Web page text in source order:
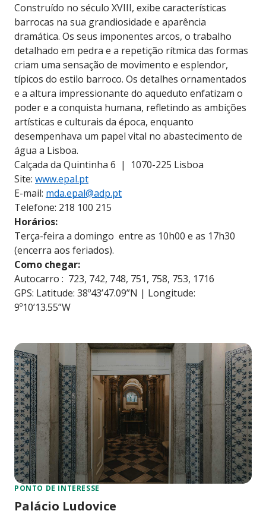
Construído no século XVIII, exibe características
barrocas na sua grandiosidade e aparência
dramática. Os seus imponentes arcos, o trabalho
detalhado em pedra e a repetição rítmica das formas
criam uma sensação de movimento e esplendor,
típicos do estilo barroco. Os detalhes ornamentados
e a altura impressionante do aqueduto enfatizam o
poder e a conquista humana, refletindo as ambições
artísticas e culturais da época, enquanto
desempenhava um papel vital no abastecimento de
água a Lisboa.
Calçada da Quintinha 6 | 1070-225 Lisboa
Site: www.epal.pt
E-mail: mda.epal@adp.pt
Telefone: 218 100 215
Horários:
Terça-feira a domingo entre as 10h00 e as 17h30
(encerra aos feriados).
Como chegar:
Autocarro : 723, 742, 748, 751, 758, 753, 1716
GPS: Latitude: 38º43’47.09”N | Longitude:
9º10’13.55”W
PONTO DE INTERESSE
Palácio Ludovice